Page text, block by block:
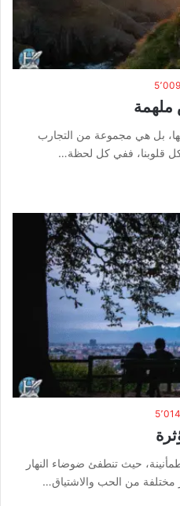
5٬009
ملهمة
بل هي مجموعة من التجارب
قلوبنا، ففي كل لحظة…
5٬014
حيث تنطفئ ضوضاء النهار
من الحب والاشتياق…